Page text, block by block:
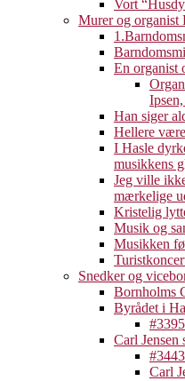
Vort
Murer og organist
En organist
Han siger
Hellere
I Hasle
musikkens
Jeg ville
mærkelige
Kristelig
Musik og
Musikken
Snedker og
Bornholms
Byrådet i
Carl Jensen
Carl